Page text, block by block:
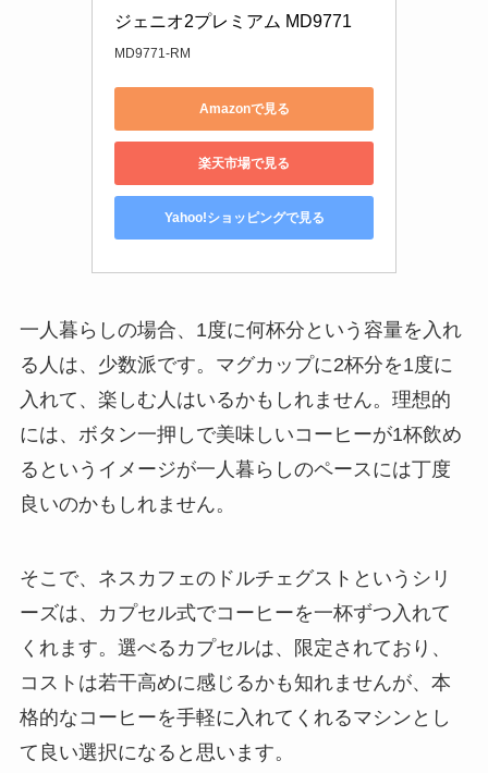
ジェニオ2プレミアム MD9771
MD9771-RM
Amazonで見る
楽天市場で見る
Yahoo!ショッピングで見る
一人暮らしの場合、1度に何杯分という容量を入れ
る人は、少数派です。マグカップに2杯分を1度に
入れて、楽しむ人はいるかもしれません。理想的
には、ボタン一押しで美味しいコーヒーが1杯飲め
るというイメージが一人暮らしのペースには丁度
良いのかもしれません。
そこで、ネスカフェのドルチェグストというシリ
ーズは、カプセル式でコーヒーを一杯ずつ入れて
くれます。選べるカプセルは、限定されており、
コストは若干高めに感じるかも知れませんが、本
格的なコーヒーを手軽に入れてくれるマシンとし
て良い選択になると思います。